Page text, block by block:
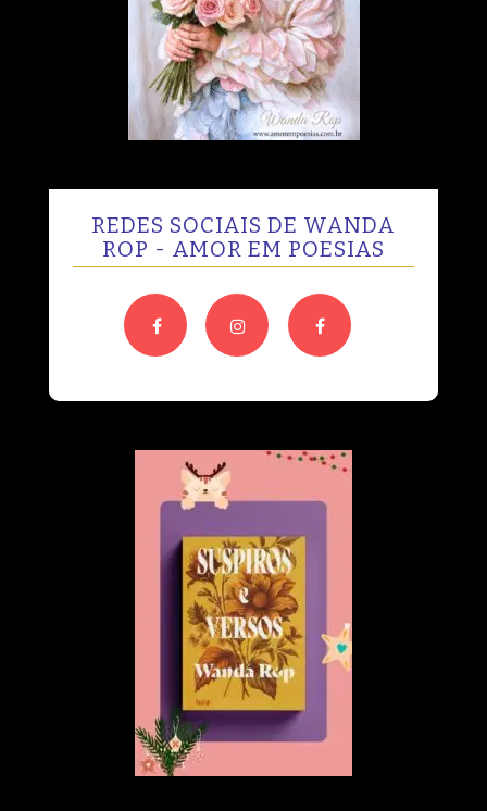
REDES SOCIAIS DE WANDA
ROP - AMOR EM POESIAS